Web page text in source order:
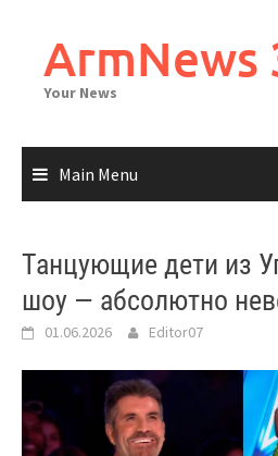
contentArmNews
Your News
Main Menu
Танцующие дети из
шоу — абсолютно
01.06.2026 Editor07